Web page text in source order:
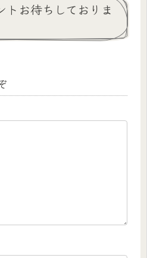
トお待ちしておりま